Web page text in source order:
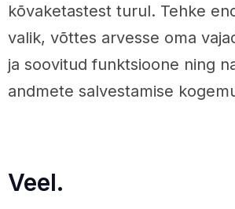
kõvaketastest turul. Tehke
valik, võttes arvesse oma
ja soovitud funktsioone ning
andmete salvestamise
Veel.